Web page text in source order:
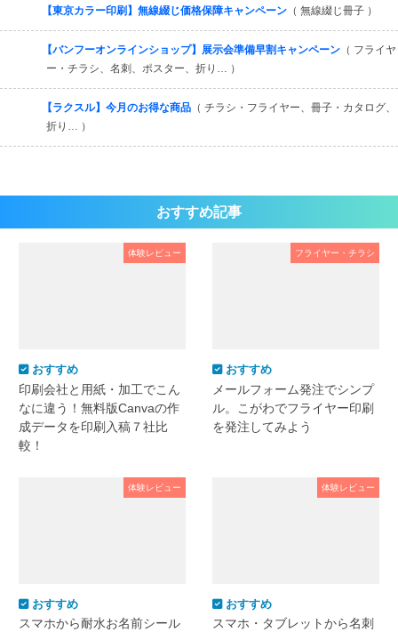
【東京カラー印刷】無線綴じ価格保障キャンペーン （ 無線綴じ冊子 ）
【バンフーオンラインショップ】展示会準備早割キャンペーン （ フライヤ
ー・チラシ、名刺、ポスター、折り… ）
【ラクスル】今月のお得な商品 （ チラシ・フライヤー、冊子・カタログ、
折り… ）
おすすめ記事
体験レビュー
おすすめ
印刷会社と用紙・加工でこん
なに違う！無料版Canvaの作
成データを印刷入稿７社比
較！
フライヤー・チラシ
おすすめ
メールフォーム発注でシンプ
ル。こがわでフライヤー印刷
を発注してみよう
体験レビュー
おすすめ
スマホから耐水お名前シール
体験レビュー
おすすめ
スマホ・タブレットから名刺